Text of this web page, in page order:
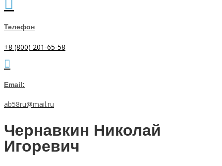
Телефон
+8 (800) 201-65-58
Email:
ab58ru@mail.ru
Чернавкин Николай
Игоревич